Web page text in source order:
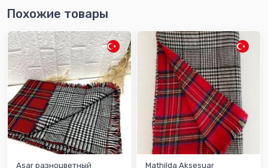
Похожие товары
Asar разноцветный Mathilda Aksesuar